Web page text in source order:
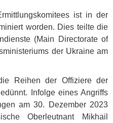
ist in der
worden. Dies teilte die
(Main Directorate of
der Ukraine am
Reihen der Offiziere der
Infolge eines Angriffs
am 30. Dezember 2023
Oberleutnant Mikhail